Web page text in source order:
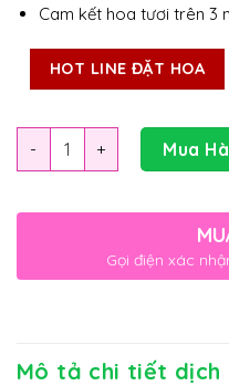
Cam kết hoa tươi trên 3
HOT LINE ĐẶT HOA
Số lượng Mua
Gọi điện xác
Mô tả chi tiết dịch